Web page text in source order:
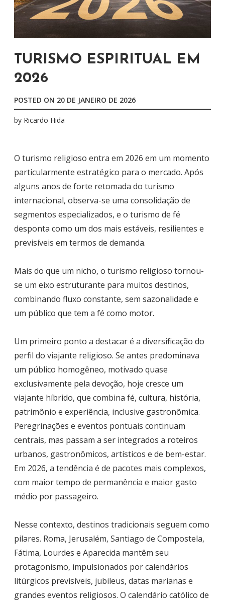
TURISMO ESPIRITUAL EM
2026
POSTED ON 20 DE JANEIRO DE 2026
by Ricardo Hida
O turismo religioso entra em 2026 em um momento
particularmente estratégico para o mercado. Após
alguns anos de forte retomada do turismo
internacional, observa-se uma consolidação de
segmentos especializados, e o turismo de fé
desponta como um dos mais estáveis, resilientes e
previsíveis em termos de demanda.
Mais do que um nicho, o turismo religioso tornou-
se um eixo estruturante para muitos destinos,
combinando fluxo constante, sem sazonalidade e
um público que tem a fé como motor.
Um primeiro ponto a destacar é a diversificação do
perfil do viajante religioso. Se antes predominava
um público homogêneo, motivado quase
exclusivamente pela devoção, hoje cresce um
viajante híbrido, que combina fé, cultura, história,
patrimônio e experiência, inclusive gastronômica.
Peregrinações e eventos pontuais continuam
centrais, mas passam a ser integrados a roteiros
urbanos, gastronômicos, artísticos e de bem-estar.
Em 2026, a tendência é de pacotes mais complexos,
com maior tempo de permanência e maior gasto
médio por passageiro.
Nesse contexto, destinos tradicionais seguem como
pilares. Roma, Jerusalém, Santiago de Compostela,
Fátima, Lourdes e Aparecida mantêm seu
protagonismo, impulsionados por calendários
litúrgicos previsíveis, jubileus, datas marianas e
grandes eventos religiosos. O calendário católico de